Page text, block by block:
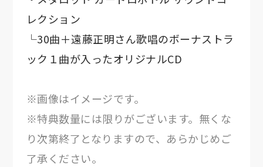
レクション
└30曲＋遠藤正明さん歌唱のボーナストラ
ック１曲が入ったオリジナルCD
※画像はイメージです。
※特典数量には限りがございます。無くな
り次第終了となりますので、あらかじめご
了承ください。